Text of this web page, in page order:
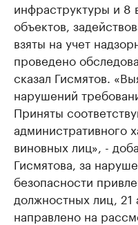
инфраструктуры и 8
объектов,
взяты на учет
проведено
сказал Гисмятов.
нарушений
Приняты
административного
виновных лиц», -
Гисмятова, за
безопасности
должностных лиц,
направлено на